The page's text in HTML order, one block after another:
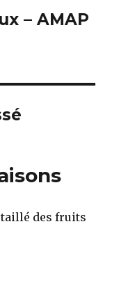
– AMAP
des fruits
plus.